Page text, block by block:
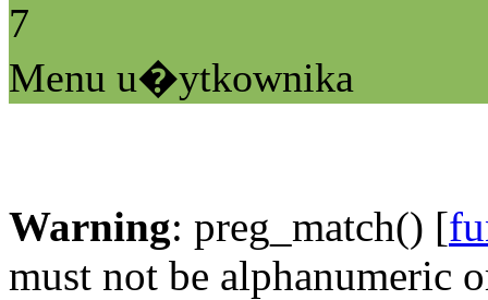
7
Menu u�ytkownika
Warning: preg_match() [
must not be alphanumeric